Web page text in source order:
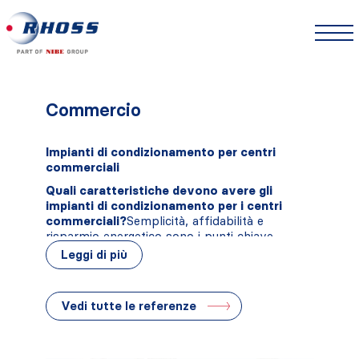
Commercio
Impianti di condizionamento per centri
commerciali
Quali caratteristiche devono avere gli
impianti di condizionamento per i centri
commerciali?Semplicità, affidabilità e
risparmio energetico sono i punti chiave
perché un sistema di climatizzazione possa
definirsi efficace e rispondere a criteri di
tempi ragionevoli.
I centri commerciali sono accomunati da
Leggi di più
Vedi tutte le referenze